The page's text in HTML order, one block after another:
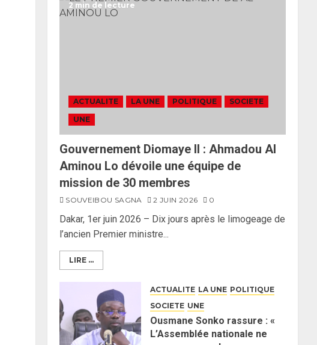
2 min de lecture
ACTUALITE LA UNE POLITIQUE
SOCIETE
UNE
Gouvernement Diomaye II : Ahmadou Al
Aminou Lo dévoile une équipe de
mission de 30 membres
SOUVEIBOU SAGNA 2 JUIN 2026 0
Dakar, 1er juin 2026 – Dix jours après le limogeage de
l’ancien Premier ministre...
LIRE ...
ACTUALITE LA UNE POLITIQUE
SOCIETE UNE
Ousmane Sonko rassure : «
L’Assemblée nationale ne